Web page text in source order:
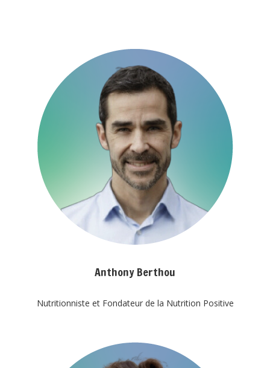
Anthony Berthou
Nutritionniste et Fondateur de la Nutrition Positive